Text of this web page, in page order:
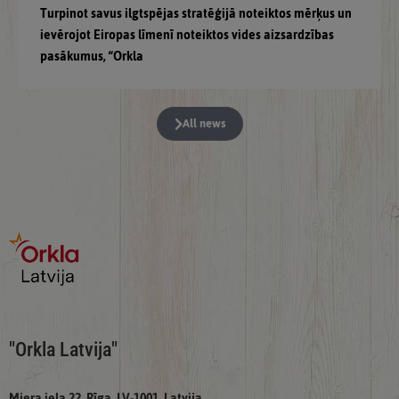
Turpinot savus ilgtspējas stratēģijā noteiktos mērķus un
ievērojot Eiropas līmenī noteiktos vides aizsardzības
pasākumus, “Orkla
All news
"Orkla Latvija"